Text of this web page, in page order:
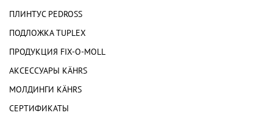
ПЛИНТУС PEDROSS
ПОДЛОЖКА TUPLEX
ПРОДУКЦИЯ FIX-O-MOLL
АКСЕССУАРЫ KÄHRS
МОЛДИНГИ KÄHRS
СЕРТИФИКАТЫ